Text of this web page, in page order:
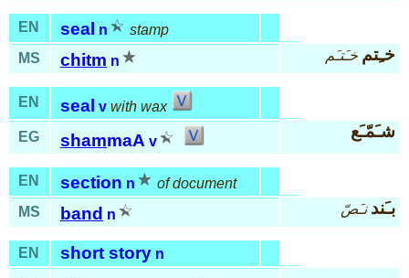
EN seal n
stamp
MS
chitm n خـِتم خـَتـَم
EN seal v with wax
EG
shammaA v
شـَمّـَع
EN section n
of document
MS
band n بـَند نـَصّ
EN short story n